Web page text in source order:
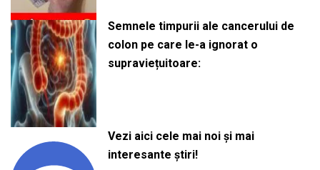
Semnele timpurii ale cancerului de
colon pe care le-a ignorat o
supraviețuitoare:
Vezi aici cele mai noi și mai
interesante știri!